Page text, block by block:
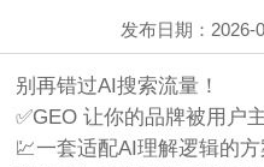
发布日期：2026-
别再错过AI搜索流量！
✅GEO 让你的品牌被用户
💹一套适配AI理解逻辑的方